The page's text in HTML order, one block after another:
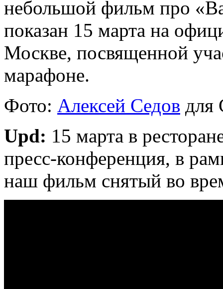
небольшой фильм про
показан 15 марта на
Москве, посвященной
марафоне.
Фото: Алексей Седов для
Upd: 15 марта в
пресс-конференция, в
наш фильм снятый во